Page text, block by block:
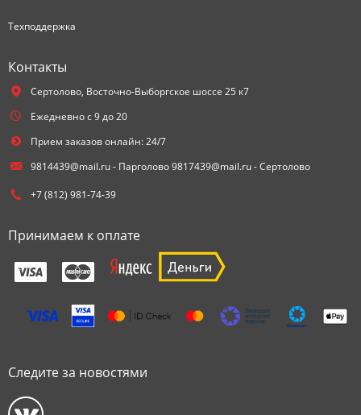
Техподдержка
Контакты
Сертолово, Восточно-Выборгское шоссе 25 к7
Ежедневно с 9 до 20
Прием заказов онлайн: 24/7
9814439@mail.ru - Парголово 9817439@mail.ru - Сертолово
+7 (812) 981-74-39
Принимаем к оплате
Следите за новостями